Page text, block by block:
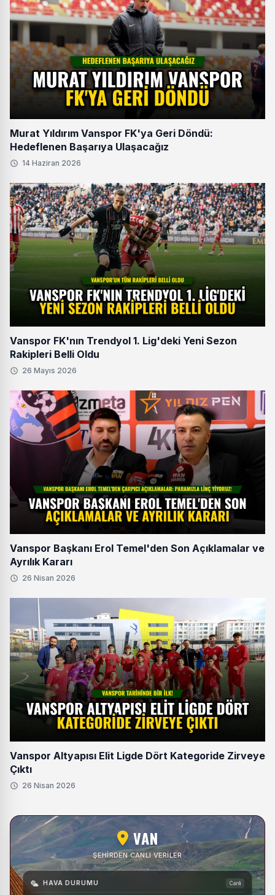
Murat Yıldırım Vanspor FK'ya Geri Döndü:
Hedeflenen Başarıya Ulaşacağız
14 Haziran 2026
Vanspor FK'nın Trendyol 1. Lig'deki Yeni Sezon
Rakipleri Belli Oldu
26 Mayıs 2026
Vanspor Başkanı Erol Temel'den Son Açıklamalar ve
Ayrılık Kararı
26 Nisan 2026
Vanspor Altyapısı Elit Ligde Dört Kategoride Zirveye
Çıktı
26 Nisan 2026
VAN
ŞEHIRDEN CANLI VERILER
HAVA DURUMU Canlı